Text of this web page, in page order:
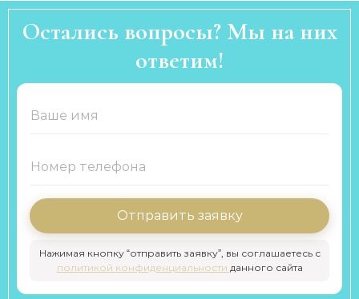
Остались вопросы? Мы на них
ответим!
Отправить заявку
Нажимая кнопку “отправить заявку”, вы соглашаетесь с
политикой конфиденциальности данного сайта